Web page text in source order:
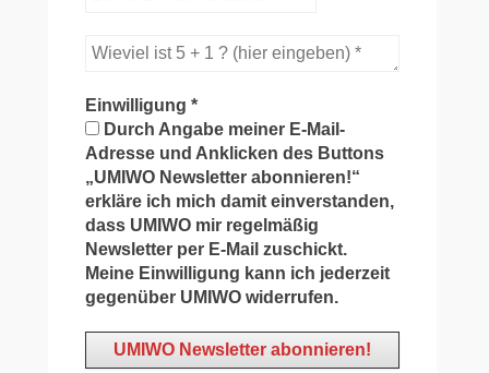
Einwilligung*
Durch Angabe meiner E-Mail-
Adresse und Anklicken des Buttons
„UMIWO Newsletter abonnieren!“
erkläre ich mich damit einverstanden,
dass UMIWO mir regelmäßig
Newsletter per E-Mail zuschickt.
Meine Einwilligung kann ich jederzeit
gegenüber UMIWO widerrufen.